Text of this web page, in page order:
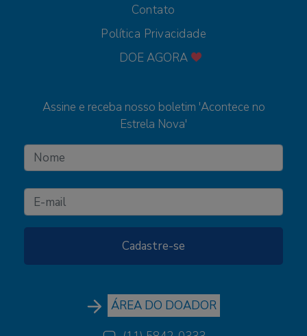
Contato
Política Privacidade
DOE AGORA
Assine e receba nosso boletim 'Acontece no
Estrela Nova'
ÁREA DO DOADOR